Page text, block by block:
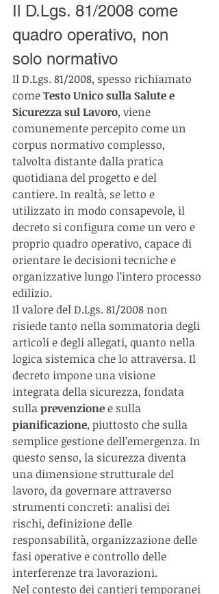
Il D.Lgs. 81/2008 come
quadro operativo, non
solo normativo
Il D.Lgs. 81/2008, spesso richiamato
come Testo Unico sulla Salute e
Sicurezza sul Lavoro, viene
comunemente percepito come un
corpus normativo complesso,
talvolta distante dalla pratica
quotidiana del progetto e del
cantiere. In realtà, se letto e
utilizzato in modo consapevole, il
decreto si configura come un vero e
proprio quadro operativo, capace di
orientare le decisioni tecniche e
organizzative lungo l’intero processo
edilizio.
Il valore del D.Lgs. 81/2008 non
risiede tanto nella sommatoria degli
articoli e degli allegati, quanto nella
logica sistemica che lo attraversa. Il
decreto impone una visione
integrata della sicurezza, fondata
sulla prevenzione e sulla
pianificazione, piuttosto che sulla
semplice gestione dell’emergenza. In
questo senso, la sicurezza diventa
una dimensione strutturale del
lavoro, da governare attraverso
strumenti concreti: analisi dei
rischi, definizione delle
responsabilità, organizzazione delle
fasi operative e controllo delle
interferenze tra lavorazioni.
Nel contesto dei cantieri temporanei